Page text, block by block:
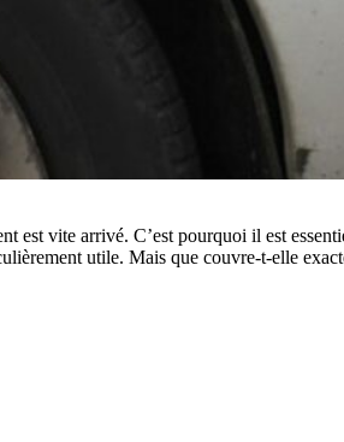
est vite arrivé. C’est pourquoi il est
utile. Mais que couvre-t-elle